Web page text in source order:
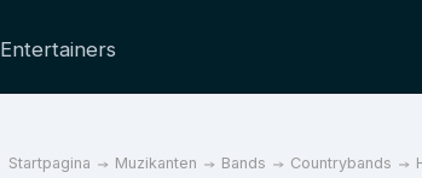
Entertainers
Startpagina Muzikanten Bands Countrybands